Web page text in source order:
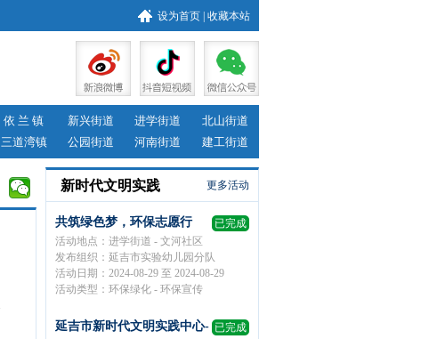
设为首页 收藏本站
依 兰 镇 新兴街道 进学街道
北山街道
三道湾镇 公园街道 河南街道 建工街道
更多活动
新时代文明实践
已完成
共筑绿色梦，环保志愿行
活动地点：进学街道 - 文河社区
发布组织：延吉市实验幼儿园分队
活动日期：2024-08-29 至 2024-08-29
活动类型：环保绿化 - 环保宣传
已完成
延吉市新时代文明实践中心-